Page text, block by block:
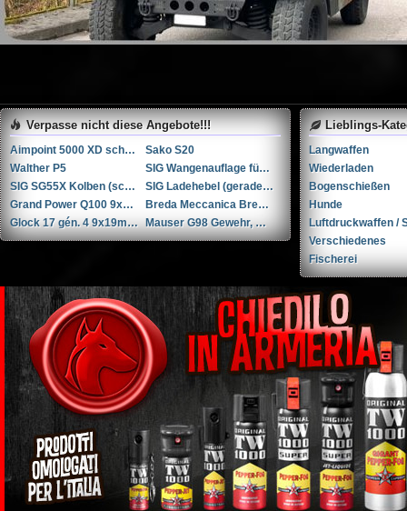
Verpasse nicht diese Angebote!!!
Aimpoint 5000 XD schwarz 3MOA
Sako S20
Walther P5
SIG Wangenauflage für SG55X Kolben (schwarz)
SIG SG55X Kolben (schwarz)
SIG Ladehebel (gerade) für SG55X
Grand Power Q100 9x19mm
Breda Meccanica Bresciana (BMB) BREN Mk II .30-06 Springfield
Glock 17 gén. 4 9x19mm Parabellum/Luger/NATO
Mauser G98 Gewehr, Kaliber 8x57 JS
Lieblings-
Langwaffen
Wiederladen
Bogenschießen
Hunde
Luftdruckwaffen /
Verschiedenes
Fischerei